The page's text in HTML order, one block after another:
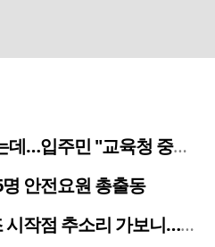
주민 "교육청 중재 나서라"
안전요원 총출동
소리 가보니…걷어내도 짙은 초록빛